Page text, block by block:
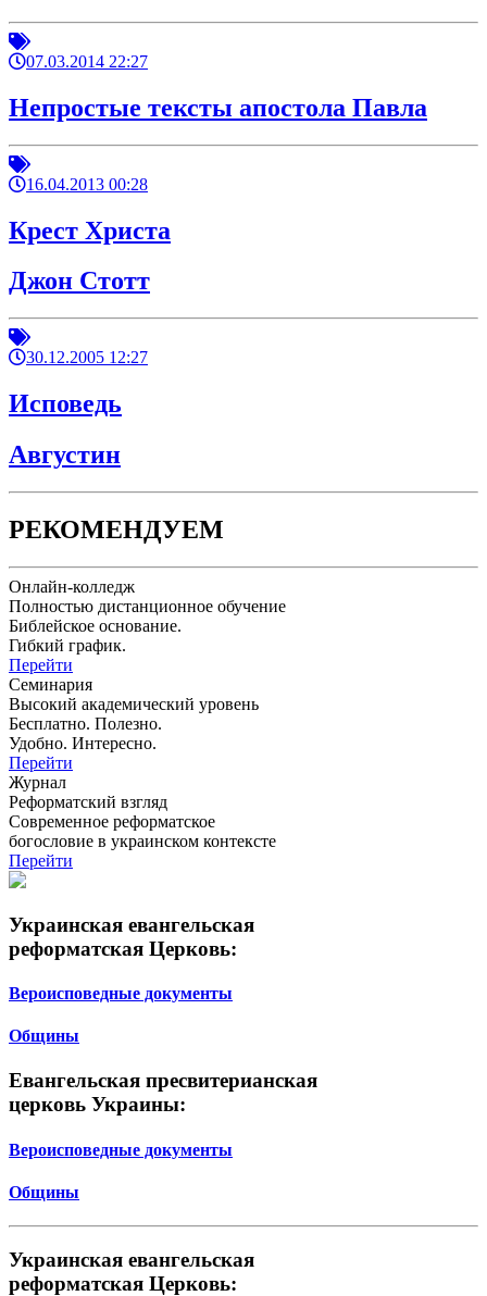
07.03.2014 22:27
Непростые тексты апостола Павла
16.04.2013 00:28
Крест Христа
Джон Стотт
30.12.2005 12:27
Исповедь
Августин
РЕКОМЕНДУЕМ
Онлайн-колледж
Полностью дистанционное обучение
Библейское основание.
Гибкий график.
Перейти
Семинария
Высокий академический уровень
Бесплатно. Полезно.
Удобно. Интересно.
Перейти
Журнал
Реформатский взгляд
Современное реформатское
богословие в украинском контексте
Перейти
Украинская евангельская
реформатская Церковь:
Вероисповедные документы
Общины
Евангельская пресвитерианская
церковь Украины:
Вероисповедные документы
Общины
Украинская евангельская
реформатская Церковь: